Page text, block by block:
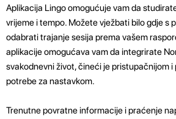
Aplikacija Lingo omogućuje vam da
vrijeme i tempo. Možete vježbati bilo gdje s
odabrati trajanje sesija prema vašem
aplikacije omogućava vam da integrirate
svakodnevni život, čineći je pristupačnijom i
potrebe za nastavkom.
Trenutne povratne informacije i praćenje